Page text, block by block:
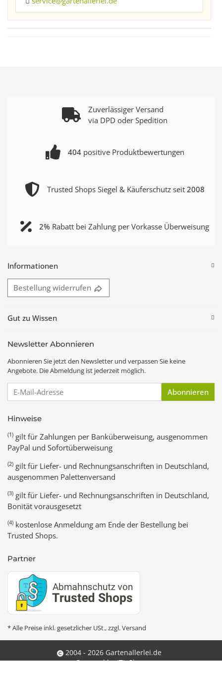
Zuverlässiger Versand
via DPD oder Spedition
404positive Produktbewertungen
Trusted Shops Siegel & Käuferschutz seit 2008
2% Rabatt bei Zahlung per Vorkasse Überweisung
Informationen
Bestellung widerrufen
Gut zu Wissen
Newsletter Abonnieren
Abonnieren Sie jetzt den Newsletter und verpassen Sie keine
Angebote. Die Abmeldung ist jederzeit möglich.
E-Mail-Adresse Abonnieren
Hinweise
(1) gilt für Zahlungen per Banküberweisung, ausgenommen
PayPal und Sofortüberweisung
(2) gilt für Liefer- und Rechnungsanschriften in Deutschland,
ausgenommen Palettenversand
(3) gilt für Liefer- und Rechnungsanschriften in Deutschland,
Bonität vorausgesetzt
(4) kostenlose Anmeldung am Ende der Bestellung bei
Trusted Shops.
Partner
* Alle Preise inkl. gesetzlicher USt., zzgl.Versand
2004 - 2026 Gartenallerlei.de
Powered byJTL-Shop